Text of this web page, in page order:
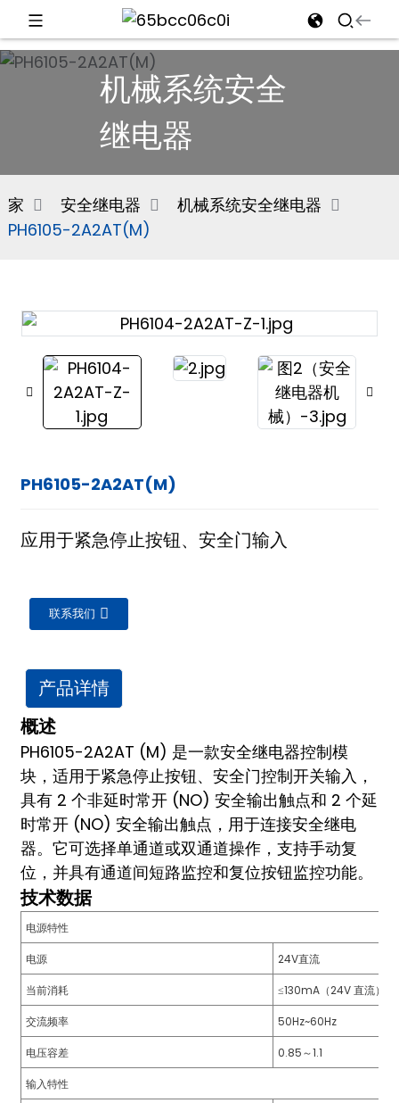
机械系统安全
继电器
家 安全继电器
机械系统安全继电器
PH6105-2A2AT(M)
PH6105-2A2AT(M)
应用于紧急停止按钮、安全门输入
联系我们
产品详情
概述
PH6105-2A2AT (M) 是一款安全继电器控制模
块，适用于紧急停止按钮、安全门控制开关输入，
具有 2 个非延时常开 (NO) 安全输出触点和 2 个延
时常开 (NO) 安全输出触点，用于连接安全继电
器。它可选择单通道或双通道操作，支持手动复
位，并具有通道间短路监控和复位按钮监控功能。
技术数据
电源特性
电源 24V直流
当前消耗 ≤130mA（24V 直流）
交流频率 50Hz~60Hz
电压容差 0.85～1.1
输入特性